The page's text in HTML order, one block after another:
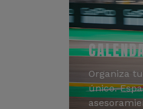
Organiza
único.